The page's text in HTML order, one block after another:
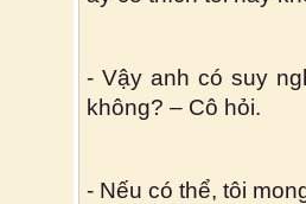
- Vậy anh có suy
không? – Cô hỏi.
- Nếu có thể, tôi